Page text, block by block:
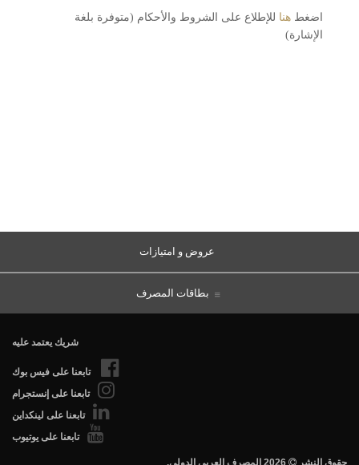
اضغط هنا للإطلاع على الشروط والأحكام (متوفرة بلغة
الإشارة)
عروض و امتيازات
بطاقات المصرف
شريك يعتمد عليه
تابعنا على فيس بوك
تابعنا على إنستجرام
تابعنا على لينكداين
تابعنا على يوتيوب
.حقوق النشر